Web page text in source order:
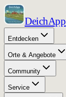
DeichApp
Entdecken
Orte & Angebote
Community
Service